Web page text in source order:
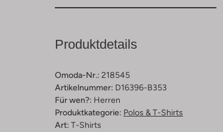
Produktdetails
Omoda-Nr.: 218545
Artikelnummer: D16396-B353
Für wen?: Herren
Produktkategorie: Polos & T-Shirts
Art: T-Shirts